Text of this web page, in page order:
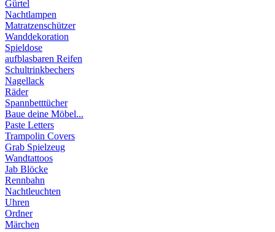
Gürtel
Nachtlampen
Matratzenschützer
Wanddekoration
Spieldose
aufblasbaren Reifen
Schultrinkbechers
Nagellack
Räder
Spannbetttücher
Baue deine Möbel...
Paste Letters
Trampolin Covers
Grab Spielzeug
Wandtattoos
Jab Blöcke
Rennbahn
Nachtleuchten
Uhren
Ordner
Märchen